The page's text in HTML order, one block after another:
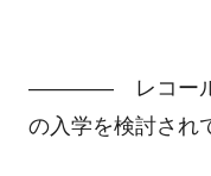
―――― レコール
の入学を検討され